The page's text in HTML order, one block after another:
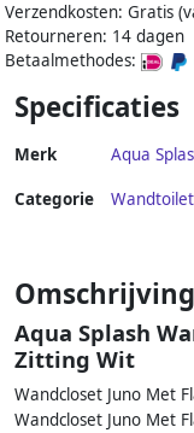
Verzendkosten: Gratis
Retourneren: 14 dagen
Betaalmethodes:
Specificaties
Merk Aqua
Categorie
Omschrijving
Aqua Splash
Zitting Wit
Wandcloset Juno Met
Wandcloset Juno Met